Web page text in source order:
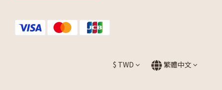
$ TWD 繁體中文